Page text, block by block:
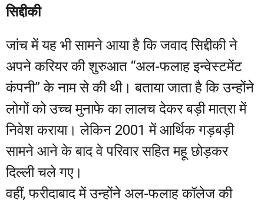
सिद्दीकी
जांच में यह भी सामने आया है कि जवाद सिद्दीकी ने
अपने करियर की शुरुआत “अल-फलाह इन्वेस्टमेंट
कंपनी” के नाम से की थी। बताया जाता है कि उन्होंने
लोगों को उच्च मुनाफे का लालच देकर बड़ी मात्रा में
निवेश कराया। लेकिन 2001 में आर्थिक गड़बड़ी
सामने आने के बाद वे परिवार सहित महू छोड़कर
दिल्ली चले गए।
वहीं, फरीदाबाद में उन्होंने अल-फलाह कॉलेज की